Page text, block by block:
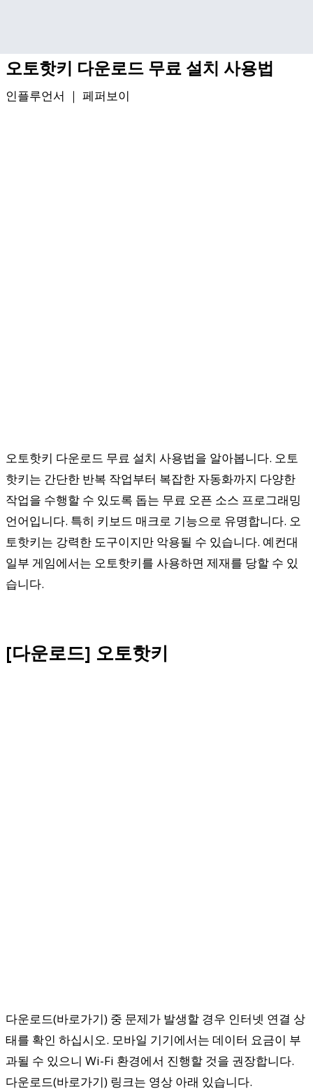
오토핫키 다운로드 무료 설치 사용법
인플루언서 ｜ 페퍼보이
오토핫키 다운로드 무료 설치 사용법을 알아봅니다. 오토
핫키는 간단한 반복 작업부터 복잡한 자동화까지 다양한
작업을 수행할 수 있도록 돕는 무료 오픈 소스 프로그래밍
언어입니다. 특히 키보드 매크로 기능으로 유명합니다. 오
토핫키는 강력한 도구이지만 악용될 수 있습니다. 예컨대
일부 게임에서는 오토핫키를 사용하면 제재를 당할 수 있
습니다.
[다운로드] 오토핫키
다운로드(바로가기) 중 문제가 발생할 경우 인터넷 연결 상
태를 확인 하십시오. 모바일 기기에서는 데이터 요금이 부
과될 수 있으니 Wi-Fi 환경에서 진행할 것을 권장합니다.
다운로드(바로가기) 링크는 영상 아래 있습니다.